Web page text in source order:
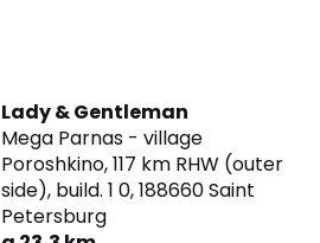
Lady & Gentleman
Mega Parnas - village
Poroshkino, 117 km RHW (outer
side), build. 1 0,188660 Saint
Petersburg